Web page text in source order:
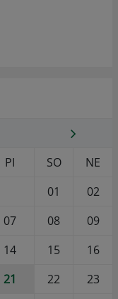
PI SO
NE
01
02
07 08
09
14 15
16
21 22
23